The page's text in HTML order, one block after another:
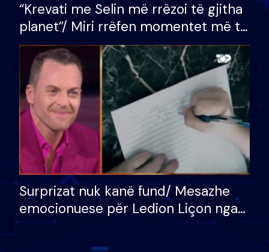
“Krevati me Selin më rrëzoi të gjitha
planet”/ Miri rrëfen momentet më të
bukura në shtëpinë e BB VIP: Do më
mungojë zilja e mëngjesit kur…
Surprizat nuk kanë fund/ Mesazhe
emocionuese për Ledion Liçon nga
nëna dhe fëmijët e tij, moderatori
nuk i mban dot lotët: Nuk meritoj…